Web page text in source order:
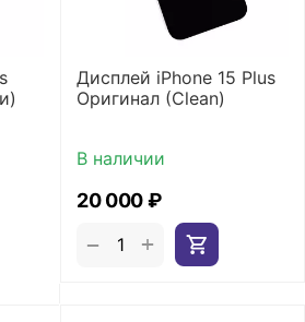
Дисплей iPhone 15 Plus
Оригинал (Clean)
В наличии
20 000₽
+
−